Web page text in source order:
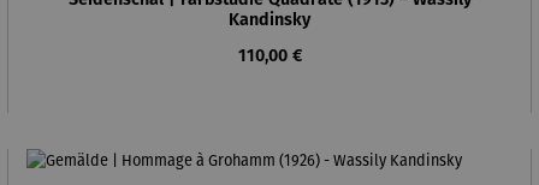
Kandinsky
Regulärer Preis:
110,00 €